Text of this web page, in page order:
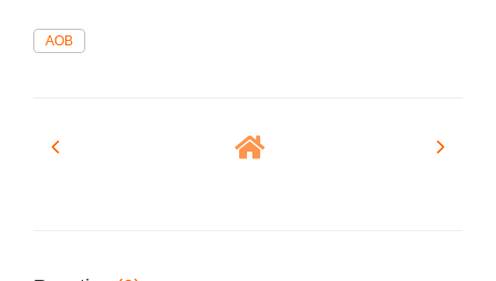
Onderwijsvacatures
Middelbare school niveaus
AOB